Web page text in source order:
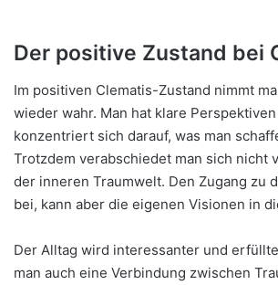
Der positive Zustand bei
Im positiven Clematis-Zustand nimmt
wieder wahr. Man hat klare
konzentriert sich darauf, was man
Trotzdem verabschiedet man sich nicht
der inneren Traumwelt. Den Zugang zu
bei, kann aber die eigenen Visionen in
Der Alltag wird interessanter und
man auch eine Verbindung zwischen